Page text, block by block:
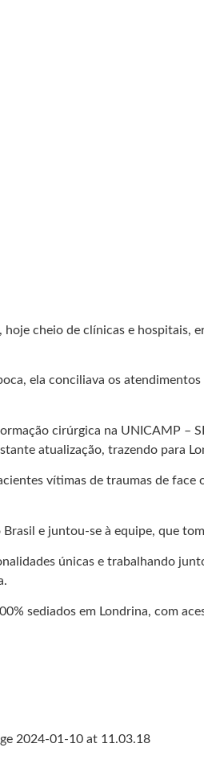
cheio de clínicas e hospitais,
ela conciliava os
cirúrgica na UNICAMP –
atualização, trazendo para
vítimas de traumas de face
e juntou-se à equipe, que
únicas e trabalhando
sediados em Londrina, com